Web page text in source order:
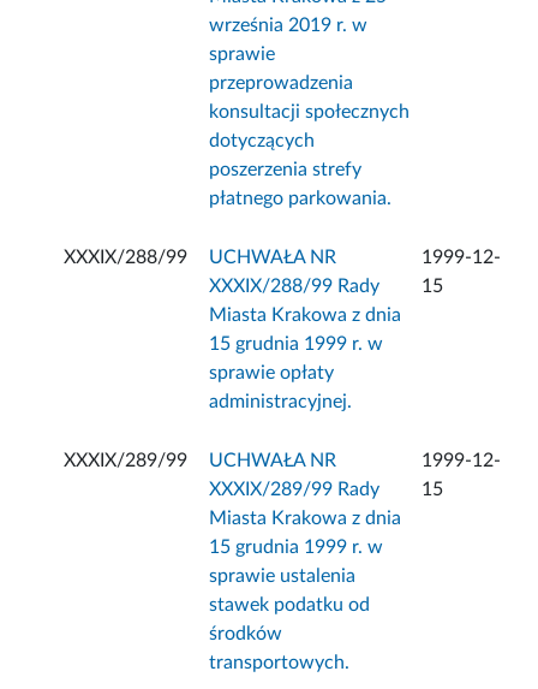
września 2019 r. w
sprawie
przeprowadzenia
konsultacji społecznych
dotyczących
poszerzenia strefy
płatnego parkowania.
XXXIX/288/99
UCHWAŁA NR
XXXIX/288/99 Rady
Miasta Krakowa z dnia
15 grudnia 1999 r. w
sprawie opłaty
administracyjnej.
1999-12-
15
XXXIX/289/99
UCHWAŁA NR
XXXIX/289/99 Rady
Miasta Krakowa z dnia
15 grudnia 1999 r. w
sprawie ustalenia
stawek podatku od
środków
transportowych.
1999-12-
15